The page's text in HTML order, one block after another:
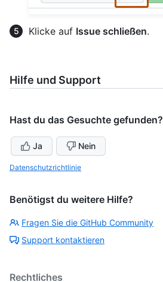
Klicke auf Issue schließen.
Hilfe und Support
Hast du das Gesuchte gefunden?
Ja Nein
Datenschutzrichtlinie
Benötigst du weitere Hilfe?
Fragen Sie die GitHub Community
Support kontaktieren
Rechtliches